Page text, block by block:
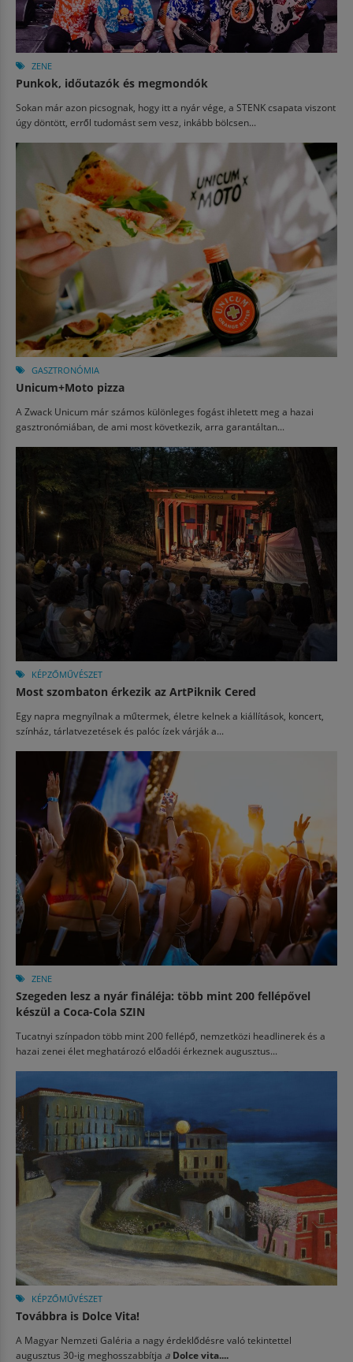
ZENE
Punkok, időutazók és megmondók
Sokan már azon picsognak, hogy itt a nyár vége, a STENK csapata viszont
úgy döntött, erről tudomást sem vesz, inkább bölcsen...
GASZTRONÓMIA
Unicum+Moto pizza
A Zwack Unicum már számos különleges fogást ihletett meg a hazai
gasztronómiában, de ami most következik, arra garantáltan...
KÉPZŐMŰVÉSZET
Most szombaton érkezik az ArtPiknik Cered
Egy napra megnyílnak a műtermek, életre kelnek a kiállítások, koncert,
színház, tárlatvezetések és palóc ízek várják a...
ZENE
Szegeden lesz a nyár fináléja: több mint 200 fellépővel
készül a Coca-Cola SZIN
Tucatnyi színpadon több mint 200 fellépő, nemzetközi headlinerek és a
hazai zenei élet meghatározó előadói érkeznek augusztus...
KÉPZŐMŰVÉSZET
Továbbra is Dolce Vita!
A Magyar Nemzeti Galéria a nagy érdeklődésre való tekintettel
augusztus 30-ig meghosszabbítja a Dolce vita....